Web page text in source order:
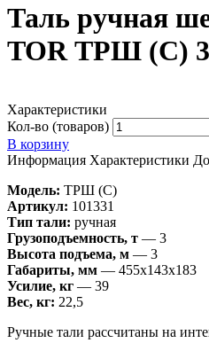
Таль ручная
TOR ТРШ (C)
Характеристики
Кол-во (товаров)
В корзину
Информация Характеристики
Модель: ТРШ (C)
Артикул: 101331
Тип тали: ручная
Грузоподъемность, т — 3
Высота подъема, м — 3
Габариты, мм — 455х143х183
Усилие, кг — 39
Вес, кг: 22,5
Ручные тали рассчитаны на